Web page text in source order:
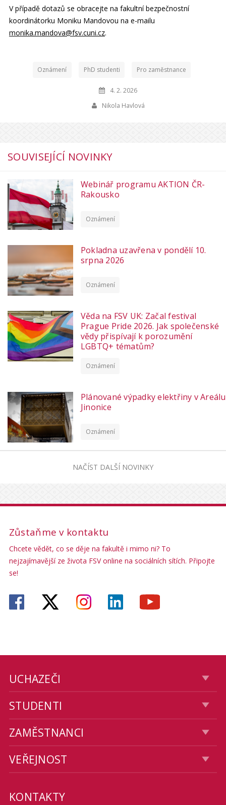
V případě dotazů se obracejte na fakultní bezpečnostní
koordinátorku Moniku Mandovou na e-mailu
monika.mandova@fsv.cuni.cz.
Oznámení PhD studenti Pro zaměstnance
4. 2. 2026
Nikola Havlová
SOUVISEJÍCÍ NOVINKY
Webinář programu AKTION ČR-
Rakousko
Oznámení
Pokladna uzavřena v pondělí 10.
srpna 2026
Oznámení
Věda na FSV UK: Začal festival
Prague Pride 2026. Jak společenské
vědy přispívají k porozumění
LGBTQ+ tématům?
Oznámení
Plánované výpadky elektřiny v Areálu
Jinonice
Oznámení
NAČÍST DALŠÍ NOVINKY
Zůstaňme v kontaktu
Chcete vědět, co se děje na fakultě i mimo ni? To
nejzajímavější ze života FSV online na sociálních sítích. Připojte
se!
UCHAZEČI
STUDENTI
ZAMĚSTNANCI
VEŘEJNOST
KONTAKTY